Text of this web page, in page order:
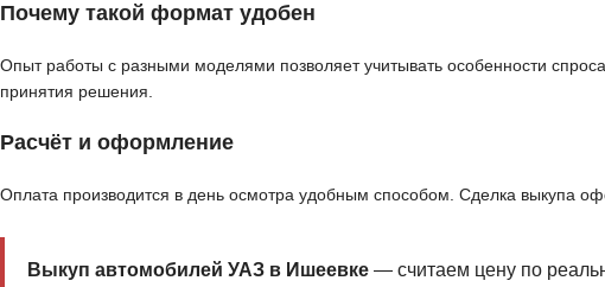
Почему такой формат удобен
Опыт работы с разными моделями позволяет учитывать особенности
принятия решения.
Расчёт и оформление
Оплата производится в день осмотра удобным способом. Сделка выкупа
Выкуп автомобилей УАЗ в Ишеевке— считаем цену по